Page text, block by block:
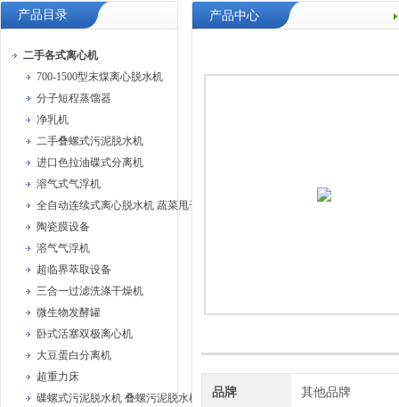
产品目录
二手各式离心机
700-1500型末煤离心脱水机
分子短程蒸馏器
净乳机
二手叠螺式污泥脱水机
进口色拉油碟式分离机
溶气式气浮机
全自动连续式离心脱水机 蔬菜甩干机
陶瓷膜设备
溶气气浮机
超临界萃取设备
三合一过滤洗涤干燥机
微生物发酵罐
卧式活塞双极离心机
大豆蛋白分离机
超重力床
碟螺式污泥脱水机 叠螺污泥脱水机
产品中心
品牌 其他品牌